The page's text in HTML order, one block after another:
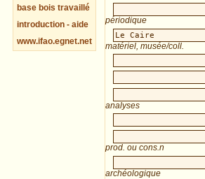
base bois travaillé
introduction - aide
www.ifao.egnet.net
périodique
matériel, musée/coll.
analyses
prod. ou cons.n
archéologique